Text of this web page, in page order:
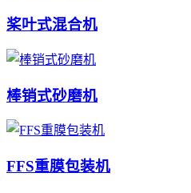
桨叶式混合机
棒销式砂磨机
FFS重膜包装机